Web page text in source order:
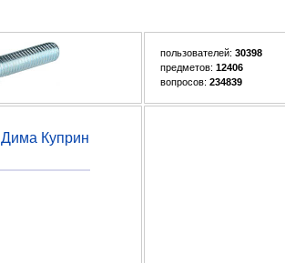
пользователей: 30398
предметов: 12406
вопросов: 234839
Дима Куприн